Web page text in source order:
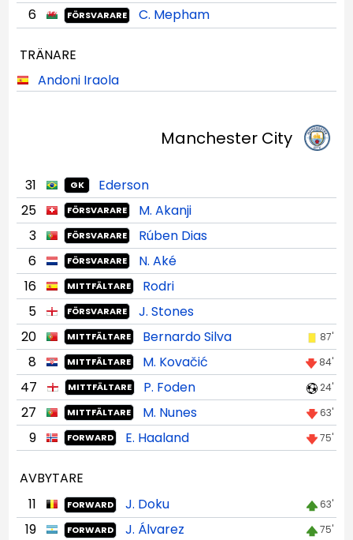
6
FÖRSVARARE C. Mepham
TRÄNARE
Andoni Iraola
Manchester City
31 GK
Ederson
25
FÖRSVARARE
M. Akanji
3
FÖRSVARARE
Rúben Dias
6
FÖRSVARARE
N. Aké
16
MITTFÄLTARE
Rodri
5
FÖRSVARARE
J. Stones
20
MITTFÄLTARE Bernardo Silva 87'
8 MITTFÄLTARE M. Kovačić 84'
47 MITTFÄLTARE P. Foden 24'
27 MITTFÄLTARE M. Nunes 63'
9 FORWARD E. Haaland 75'
AVBYTARE
11
FORWARD J. Doku 63'
19 FORWARD J. Álvarez 75'